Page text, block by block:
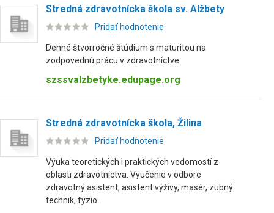
Stredná zdravotnícka škola sv. Alžbety
Pridať hodnotenie
Denné štvorročné štúdium s maturitou na
zodpovednú prácu v zdravotníctve.
szssvalzbetyke.edupage.org
Stredná zdravotnícka škola, Žilina
Pridať hodnotenie
Výuka teoretických i praktických vedomostí z
oblasti zdravotníctva. Vyučenie v odbore
zdravotný asistent, asistent výživy, masér, zubný
technik, fyzio...